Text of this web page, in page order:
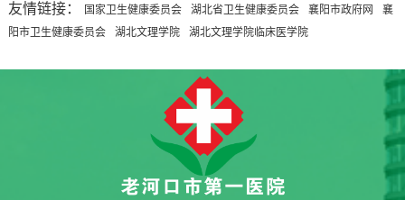
友情链接： 国家卫生健康委员会 湖北省卫生健康委员会 襄阳市政府网
襄
阳市卫生健康委员会
湖北文理学院 湖北文理学院临床医学院